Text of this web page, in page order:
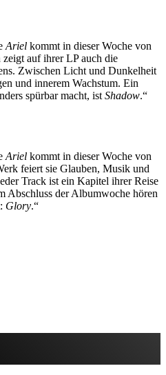
Ariel kommt in dieser Woche von
auf ihrer LP auch die
Zwischen Licht und Dunkelheit
und innerem Wachstum. Ein
spürbar macht, ist Shadow.“
Ariel kommt in dieser Woche von
feiert sie Glauben, Musik und
Track ist ein Kapitel ihrer Reise
Abschluss der Albumwoche hören
Glory.“